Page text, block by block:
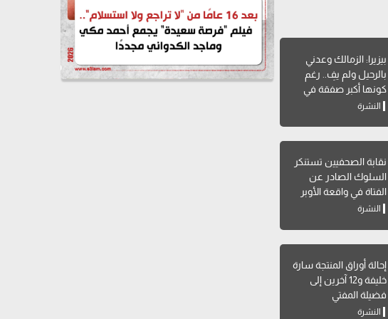
بيزيرا: الزمالك وعدني
بالرحيل ولم يفِ.. رغم
كونها أكبر صفقة في
تاريخه
النشرة
نقابة الصحفيين تستنكر
السلوك الصادر عن
الفتاة في واقعة الأوبر
النشرة
إحالة أوراق المنتجة سارة
خليفة و12 آخرين إلى
فضيلة المفتي
النشرة